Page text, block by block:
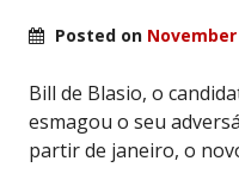
Posted on November
Bill de Blasio, o
esmagou o seu
partir de janeiro, o